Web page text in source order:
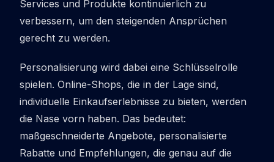
Services und Produkte kontinuierlich zu
verbessern, um den steigenden Ansprüchen
gerecht zu werden.
Personalisierung wird dabei eine Schlüsselrolle
spielen. Online-Shops, die in der Lage sind,
individuelle Einkaufserlebnisse zu bieten, werden
die Nase vorn haben. Das bedeutet:
maßgeschneiderte Angebote, personalisierte
Rabatte und Empfehlungen, die genau auf die